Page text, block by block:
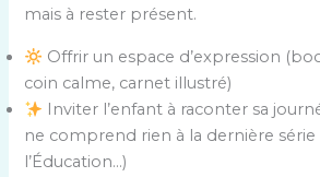
mais à rester présent.
Offrir un espace d’expression
coin calme, carnet illustré)
Inviter l’enfant à raconter sa
ne comprend rien à la dernière série
l’Éducation…)